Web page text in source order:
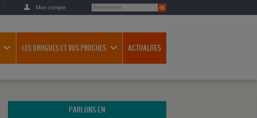
Mon compte
LES DROGUES ET VOS PROCHES ACTUALITES
PARLONS-EN